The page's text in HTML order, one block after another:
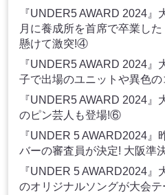
『UNDER5 AWARD 2024
月に養成所を首席で卒業し
懸けて激突!④
『UNDER5 AWARD 2024』
子で出場のユニットや異色
『UNDER5 AWARD 2024』
のピン芸人も登場!⑥
『UNDER 5 AWARD2024
バーの審査員が決定! 大阪準
『UNDER 5 AWARD2024
のオリジナルソングが大会